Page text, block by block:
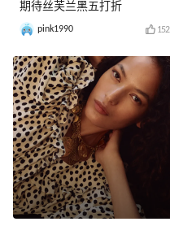
期待丝芙兰黑五打折
pink1990 152